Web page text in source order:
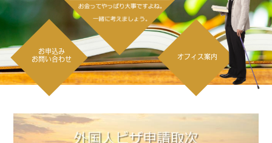
オフィス案内
お申込み
お問い合わせ